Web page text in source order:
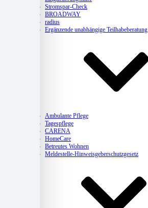
Stromspar-Check
BROADWAY
radius
Ergänzende unabhängige Teilhabeberatung
Ambulante Pflege
Tagespflege
CARENA
HomeCare
Betreutes Wohnen
Meldestelle-Hinweisgeberschutzgesetz